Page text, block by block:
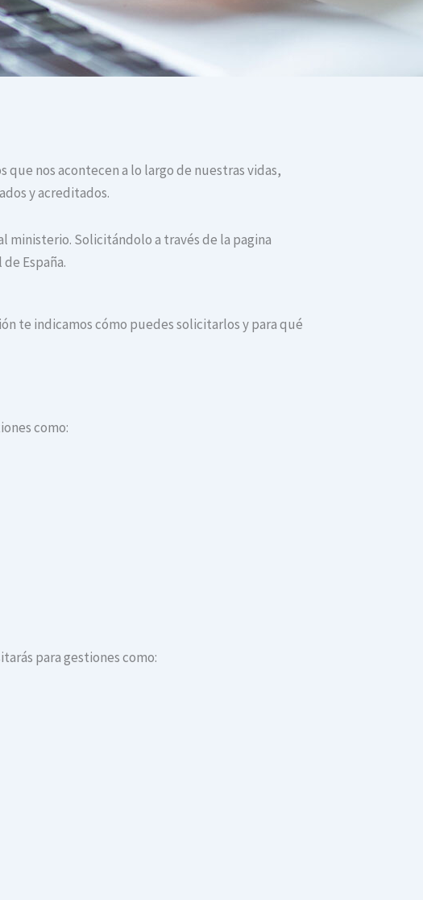
que nos acontecen a lo largo de nuestras vidas,
y acreditados.
Solicitándolo a través de la pagina
España.
te indicamos cómo puedes solicitarlos y para qué
como:
para gestiones como: